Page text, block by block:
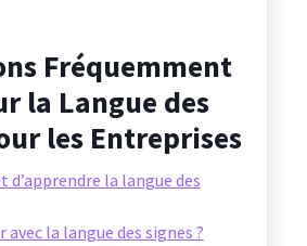
Fréquemment
la Langue des
les Entreprises
d’apprendre la langue des
la langue des signes ?